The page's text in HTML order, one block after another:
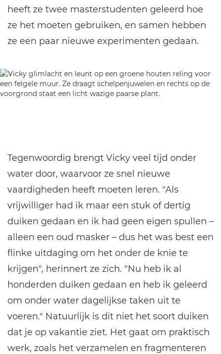
heeft ze twee masterstudenten geleerd hoe
ze het moeten gebruiken, en samen hebben
ze een paar nieuwe experimenten gedaan.
Tegenwoordig brengt Vicky veel tijd onder
water door, waarvoor ze snel nieuwe
vaardigheden heeft moeten leren. "Als
vrijwilliger had ik maar een stuk of dertig
duiken gedaan en ik had geen eigen spullen –
alleen een oud masker – dus het was best een
flinke uitdaging om het onder de knie te
krijgen", herinnert ze zich. "Nu heb ik al
honderden duiken gedaan en heb ik geleerd
om onder water dagelijkse taken uit te
voeren." Natuurlijk is dit niet het soort duiken
dat je op vakantie ziet. Het gaat om praktisch
werk, zoals het verzamelen en fragmenteren